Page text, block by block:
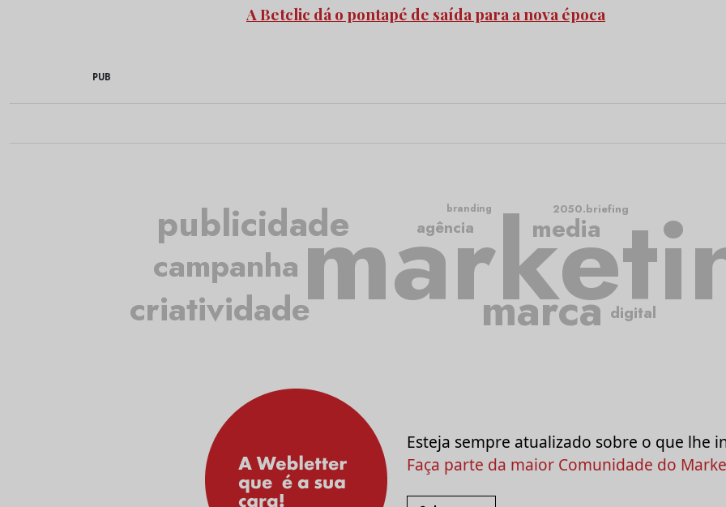
A Betclic dá o pontapé de saída para a nova época
PUB
publicidade
marca
criatividade
campanha
media
agência
digital
2050.briefing
branding
Esteja sempre atualizado sobre o que lhe
Faça parte da maior Comunidade do